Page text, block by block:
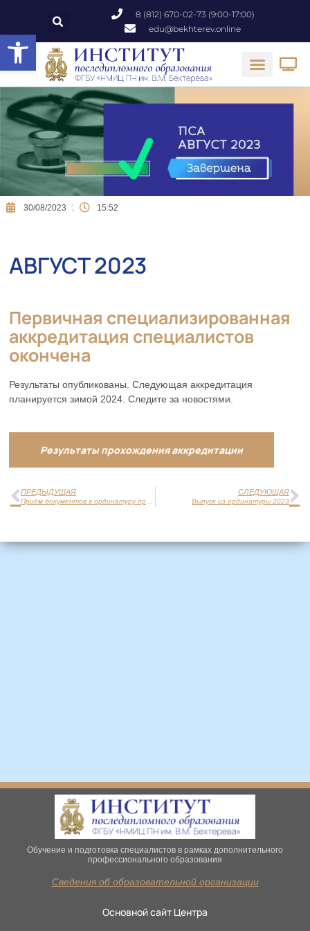
Открыть панель инструментов
8 (812) 670-02-73 (9:00-17:00)
edu@bekhterev.online
30/08/2023 15:52
АВГУСТ 2023
Первичная специализированная
аккредитация специалистов
окончена
Результаты опубликованы. Следующая аккредитация
планируется зимой 2024. Следите за новостями.
Результаты прохождения аккредитации
ПРЕДЫДУЩАЯ СЛЕДУЮЩАЯ
Выпуск из ординатуры 2023
Обучение и подготовка специалистов в рамках дополнительного
профессионального образования
Сведения об образовательной организации
Основной сайт Центра